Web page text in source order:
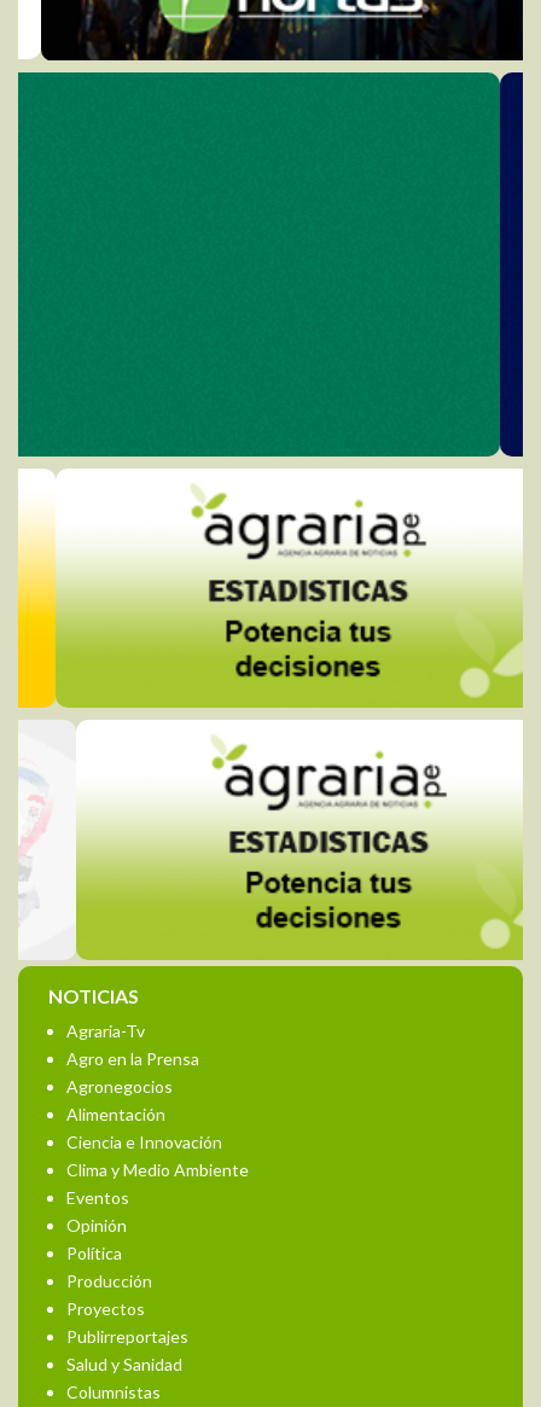
NOTICIAS
Agraria-Tv
Agro en la Prensa
Agronegocios
Alimentación
Ciencia e Innovación
Clima y Medio Ambiente
Eventos
Opinión
Política
Producción
Proyectos
Publirreportajes
Salud y Sanidad
Columnistas